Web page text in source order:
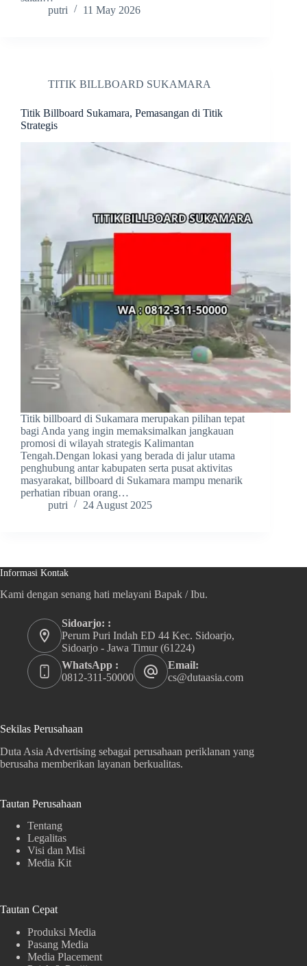
putri
11 May 2026
TITIK BILLBOARD SUKAMARA
Titik Billboard Sukamara, Pemasangan di Titik
Strategis
Titik billboard di Sukamara merupakan pilihan tepat
bagi Anda yang ingin memaksimalkan jangkauan
promosi di wilayah strategis Kalimantan
Tengah.Dengan lokasi yang berada di jalur utama
penghubung antar kabupaten serta pusat aktivitas
masyarakat, billboard di Sukamara mampu menarik
perhatian ribuan orang…
putri
24 August 2025
Informasi Kontak
Kami dengan senang hati melayani Bapak / Ibu.
Sidoarjo: :
Perum Puri Indah ED 44 Kec. Sidoarjo,
Sidoarjo - Jawa Timur (61224)
WhatsApp :
0812-311-50000
Email:
cs@dutaasia.com
Sekilas Perusahaan
Duta Asia Advertising sebagai perusahaan periklanan yang
berusaha memberikan layanan berkualitas.
Tautan Perusahaan
Tentang
Legalitas
Visi dan Misi
Media Kit
Tautan Cepat
Produksi Media
Pasang Media
Media Placement